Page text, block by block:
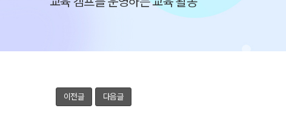
이전글 다음글